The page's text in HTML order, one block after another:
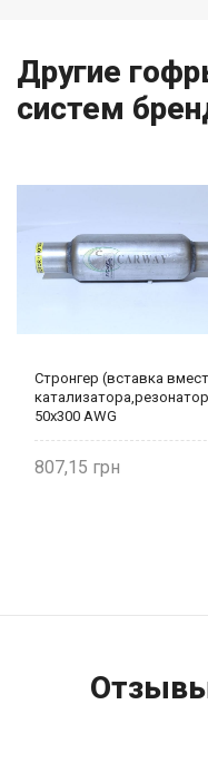
Другие
систем
Стронгер (вставка
50х300 AWG
807,15